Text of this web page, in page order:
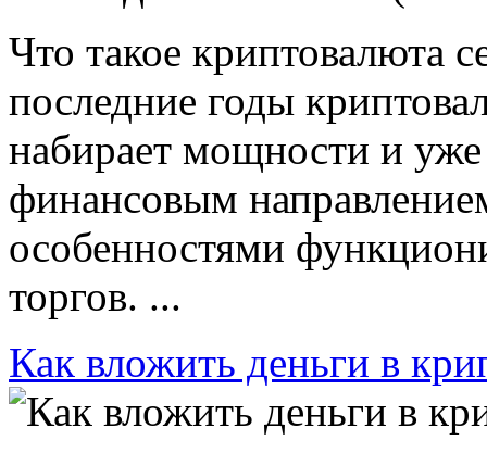
Что такое криптовалюта
последние годы
набирает мощности и
финансовым
особенностями
торгов. ...
Как вложить деньги в